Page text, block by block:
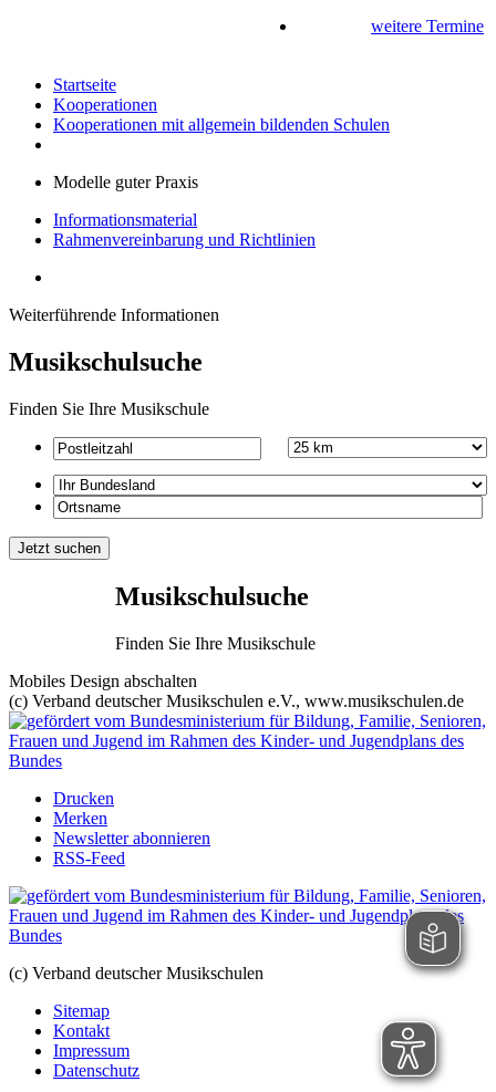
weitere Termine
Startseite
Kooperationen
Kooperationen mit allgemein bildenden Schulen
Modelle guter Praxis
Informationsmaterial
Rahmenvereinbarung und Richtlinien
Weiterführende Informationen
Musikschulsuche
Finden Sie Ihre Musikschule
Musikschulsuche
Finden Sie Ihre Musikschule
Mobiles Design abschalten
(c) Verband deutscher Musikschulen e.V., www.musikschulen.de
Drucken
Merken
Newsletter abonnieren
RSS-Feed
(c) Verband deutscher Musikschulen
Sitemap
Kontakt
Impressum
Datenschutz